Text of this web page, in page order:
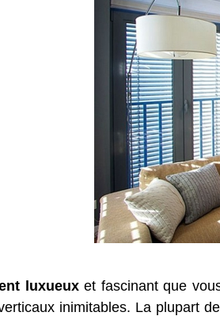
luxueuxet fascinant que
inimitables. La plupart